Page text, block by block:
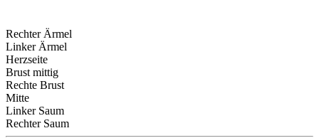
Rechter Ärmel
Linker Ärmel
Herzseite
Brust mittig
Rechte Brust
Mitte
Linker Saum
Rechter Saum